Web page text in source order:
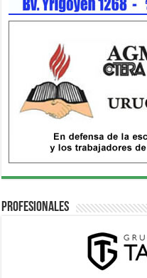
Profesionales